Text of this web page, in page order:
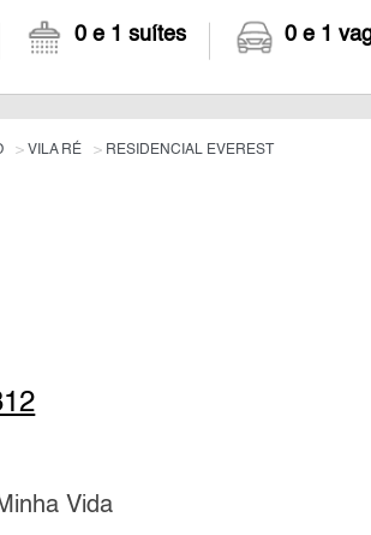
0 e 1 suítes 0 e 1
VILA RÉ RESIDENCIAL EVEREST
Vida